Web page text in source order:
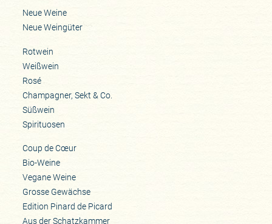
Neue Weine
Neue Weingüter
Rotwein
Weißwein
Rosé
Champagner, Sekt & Co.
Süßwein
Spirituosen
Coup de Cœur
Bio-Weine
Vegane Weine
Grosse Gewächse
Edition Pinard de Picard
Aus der Schatzkammer